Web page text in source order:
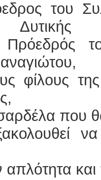
του
Δυτικής
Πρόεδρός
φίλους
που
και